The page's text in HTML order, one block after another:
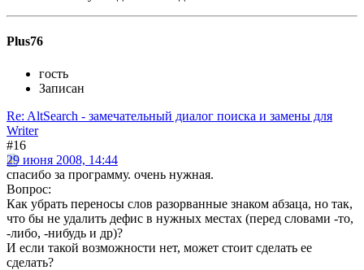
Plus76
гость
Записан
Re: AltSearch - замечательный диалог поиска и замены для
Writer
#16
29 июня 2008, 14:44
спасибо за программу. очень нужная.
Вопрос:
Как убрать переносы слов разорванные знаком абзаца, но так,
что бы не удалить дефис в нужных местах (перед словами -то,
-либо, -нибудь и др)?
И если такой возможности нет, может стоит сделать ее
сделать?